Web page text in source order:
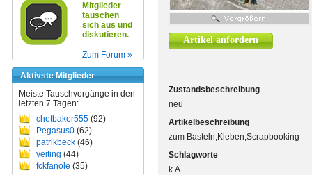
Mitglieder
tauschen
sich aus und
diskutieren.
Zum Forum »
Aktivste Mitglieder
Meiste Tauschvorgänge in den
letzten 7 Tagen:
chetbaker555 (92)
Pegasus0 (62)
patrikbeck (46)
yeiting (44)
fckfanole (35)
Artikel anfordern
Zustandsbeschreibung
neu
Artikelbeschreibung
zum Basteln,Kleben,Scrapbooking
Schlagworte
k.A.